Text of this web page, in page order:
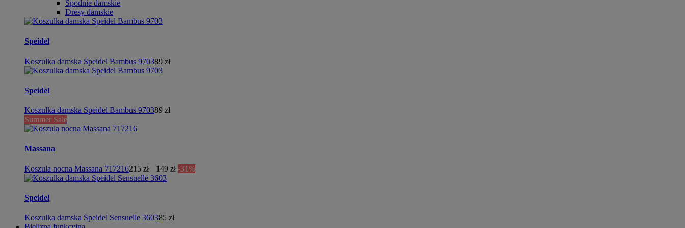
Spodnie damskie
Dresy damskie
Speidel
Koszulka damska Speidel Bambus 970389 zł
Speidel
Koszulka damska Speidel Bambus 970389 zł
Summer Sale
Massana
Koszula nocna Massana 717216215 zł 149 zł -31%
Speidel
Koszulka damska Speidel Sensuelle 360385 zł